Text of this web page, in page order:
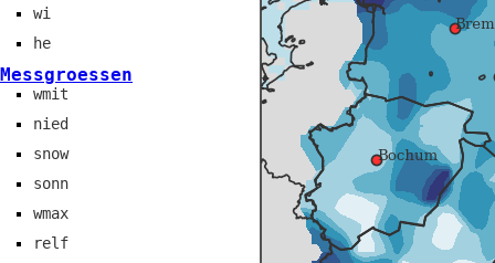
wi
he
Messgroessen
wmit
nied
snow
sonn
wmax
relf